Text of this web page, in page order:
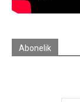
Abonelik